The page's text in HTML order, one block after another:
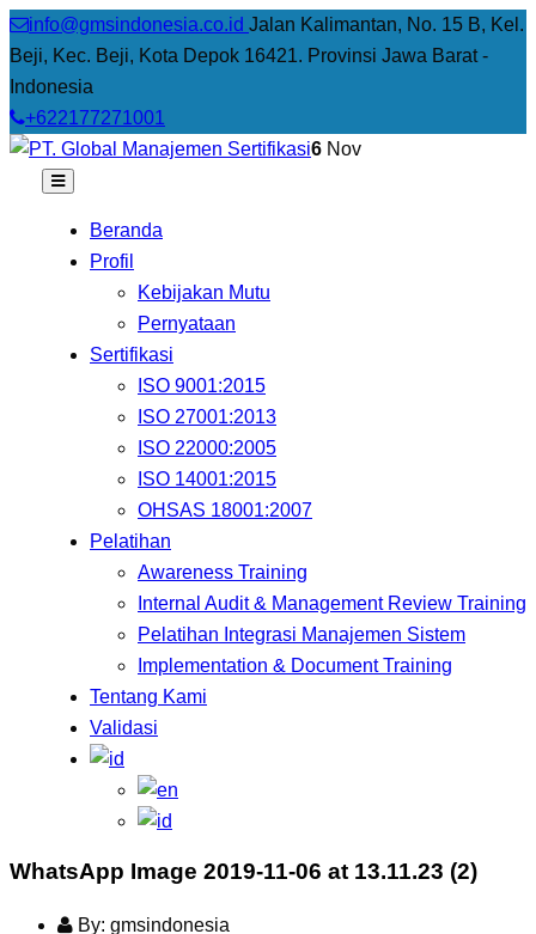
info@gmsindonesia.co.id Jalan Kalimantan, No. 15 B, Kel.
Beji, Kec. Beji, Kota Depok 16421. Provinsi Jawa Barat -
Indonesia
+622177271001
Beranda
Profil
Kebijakan Mutu
Pernyataan
Sertifikasi
ISO 9001:2015
ISO 27001:2013
ISO 22000:2005
ISO 14001:2015
OHSAS 18001:2007
Pelatihan
Awareness Training
Internal Audit & Management Review Training
Pelatihan Integrasi Manajemen Sistem
Implementation & Document Training
Tentang Kami
Validasi
6 Nov
WhatsApp Image 2019-11-06 at 13.11.23 (2)
By: gmsindonesia